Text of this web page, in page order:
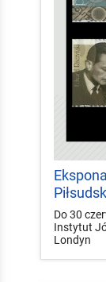
Do 30
Instytut
Londyn